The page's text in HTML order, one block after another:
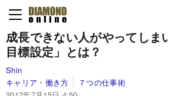
成長できない人がやってしま
目標設定」とは？
Shin
キャリア・働き方
７つの仕事術